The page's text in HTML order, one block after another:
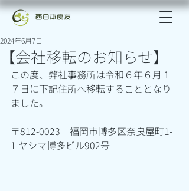
【会社移転のお知らせ】
2024年6月7日
この度、弊社事務所は令和６年６月１
７日に下記住所へ移転することとなり
ました。
〒812-0023　福岡市博多区奈良屋町1-
1 ヤシマ博多ビル902号